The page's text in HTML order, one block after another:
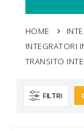
HOME
INTEGRATORI
TRANSITO
FILTRI